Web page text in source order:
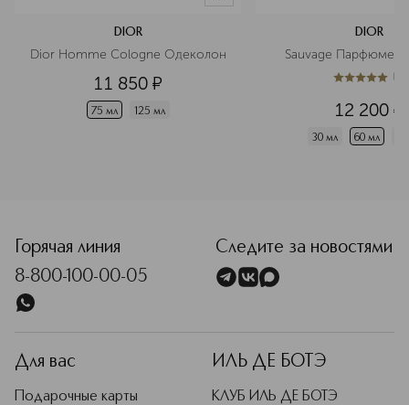
DIOR
Dior Homme Cologne Одеколон
11 850 ¤
75 мл 125 мл
DIOR
Sauvage
5из 51 (
12 200 ¤
30 мл 60 мл
Горячая линия
8-800-100-00-05
Следите за новостями
Для вас
Подарочные карты
ИЛЬ ДЕ БОТЭ
КЛУБ ИЛЬ ДЕ БОТЭ